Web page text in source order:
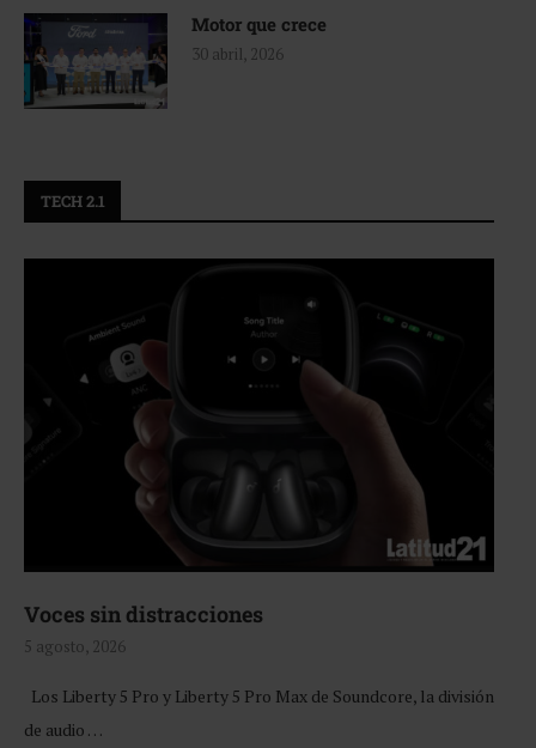
Motor que crece
30 abril, 2026
TECH 2.1
Voces sin distracciones
5 agosto, 2026
Los Liberty 5 Pro y Liberty 5 Pro Max de Soundcore, la división
de audio …